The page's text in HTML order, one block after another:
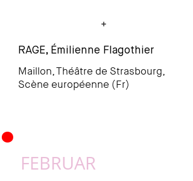
RAGE, Émilienne Flagothier
Maillon, Théâtre de Strasbourg,
Scène européenne (Fr)
• FEBRUAR